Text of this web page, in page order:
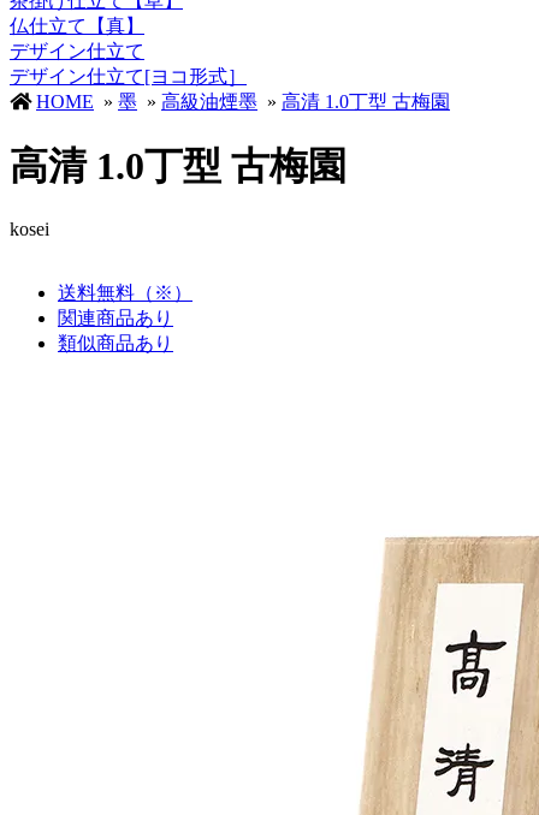
仏仕立て【真】
デザイン仕立て
デザイン仕立て[ヨコ形式］
HOME » 墨 » 高級油煙墨 » 高清 1.0丁型 古梅園
高清 1.0丁型 古梅園
kosei
送料無料（※）
関連商品あり
類似商品あり